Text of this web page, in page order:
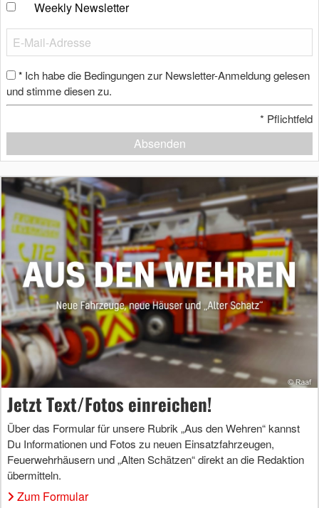
Weekly Newsletter
* Ich habe die Bedingungen zur Newsletter-Anmeldung gelesen
und stimme diesen zu.
* Pflichtfeld
Absenden
Jetzt Text/Fotos einreichen!
Über das Formular für unsere Rubrik „Aus den Wehren“ kannst
Du Informationen und Fotos zu neuen Einsatzfahrzeugen,
Feuerwehrhäusern und „Alten Schätzen“ direkt an die Redaktion
übermitteln.
Zum Formular